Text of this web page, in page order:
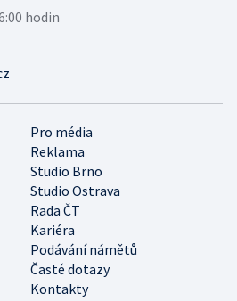
Pro média
Reklama
Studio Brno
Studio Ostrava
Rada ČT
Kariéra
Podávání námětů
Časté dotazy
Kontakty
hodin